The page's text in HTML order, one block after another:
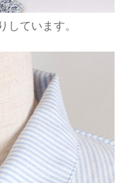
しています。